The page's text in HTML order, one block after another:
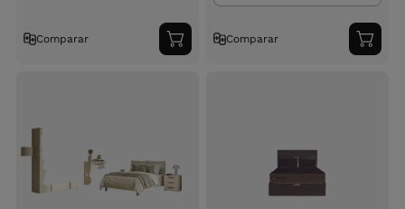
Comparar
Adicionar
ao
Comparar
ao